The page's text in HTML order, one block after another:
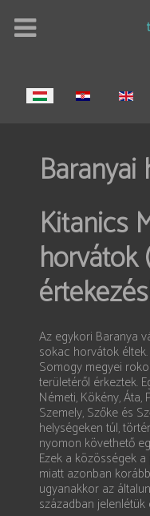
Válasszon nyelvet
Kitanics
horvátok
Az egykori Baranya
sokac horvátok
Somogy megyei
területéről érkeztek.
Németi, Kökény, Áta,
Szemely, Szőke és
helységeken túl,
nyomon követhető
Ezek a közösségek
miatt azonban
ugyanakkor az
században